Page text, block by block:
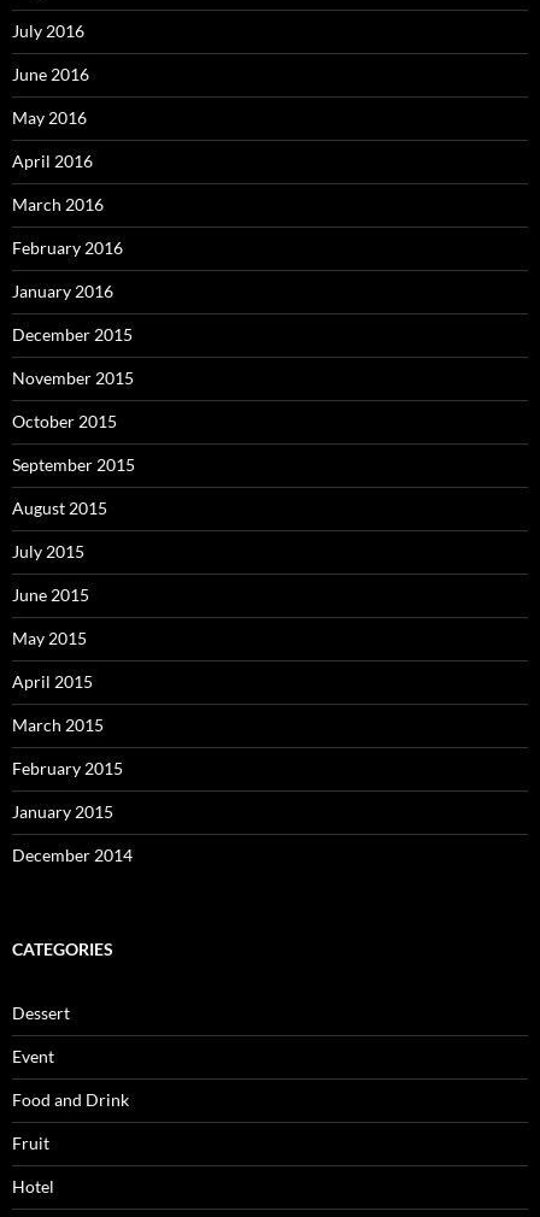
July 2016
June 2016
May 2016
April 2016
March 2016
February 2016
January 2016
December 2015
November 2015
October 2015
September 2015
August 2015
July 2015
June 2015
May 2015
April 2015
March 2015
February 2015
January 2015
December 2014
CATEGORIES
Dessert
Event
Food and Drink
Fruit
Hotel